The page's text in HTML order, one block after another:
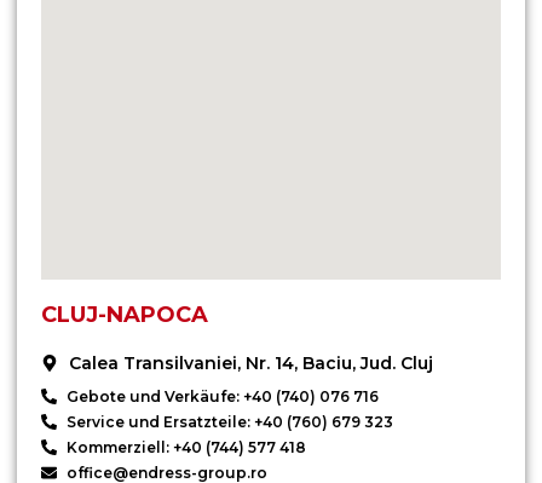
CLUJ-NAPOCA
Calea Transilvaniei, Nr. 14, Baciu, Jud. Cluj
Gebote und Verkäufe: +40 (740) 076 716
Service und Ersatzteile: +40 (760) 679 323
Kommerziell: +40 (744) 577 418
office@endress-group.ro